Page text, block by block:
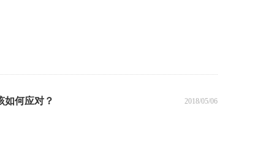
如何应对？ 2018/05/06